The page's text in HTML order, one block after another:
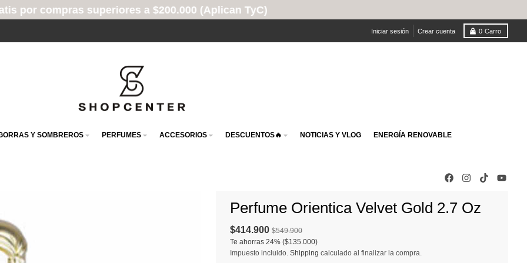
$200.000 (Aplican TyC)
Iniciar sesión Crear cuenta 0 Carro
Y SOMBREROS PERFUMES ACCESORIOS DESCUENTOS🔥 NOTICIAS Y VLOG ENERGÍA RENOVABLE
Perfume Orientica Velvet Gold 2.7 Oz
$414.900$549.900
Te ahorras 24% ($135.000)
Impuesto incluido.Shipping calculado al finalizar la compra.